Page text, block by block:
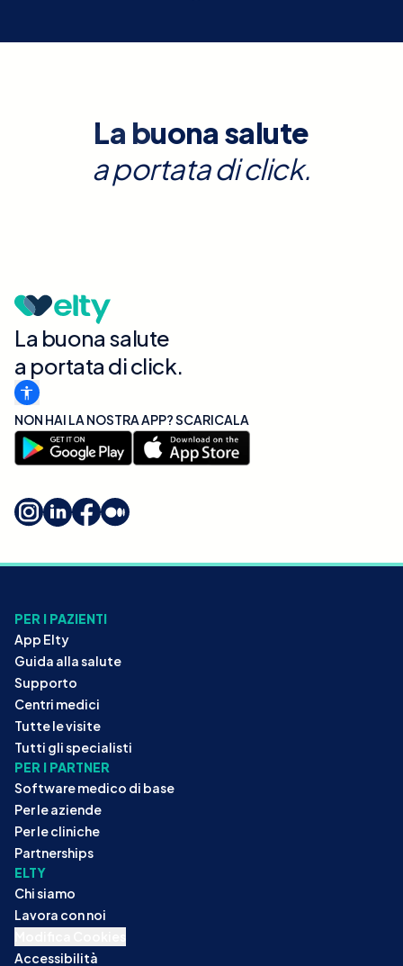
La buona salute
a portata di click.
La buona salute
a portata di click.
NON HAI LA NOSTRA APP? SCARICALA
PER I PAZIENTI
App Elty
Guida alla salute
Supporto
Centri medici
Tutte le visite
Tutti gli specialisti
PER I PARTNER
Software medico di base
Per le aziende
Per le cliniche
Partnerships
ELTY
Chi siamo
Lavora con noi
Accessibilità